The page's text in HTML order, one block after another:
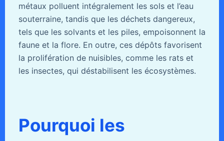
métaux polluent intégralement les sols et l’eau
souterraine, tandis que les déchets dangereux,
tels que les solvants et les piles, empoisonnent la
faune et la flore. En outre, ces dépôts favorisent
la prolifération de nuisibles, comme les rats et
les insectes, qui déstabilisent les écosystèmes.
Pourquoi les